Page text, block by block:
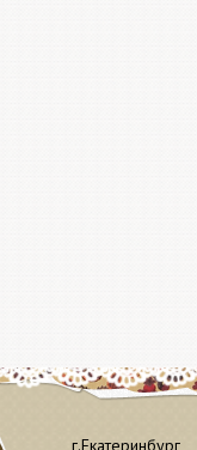
г.Екатеринбург